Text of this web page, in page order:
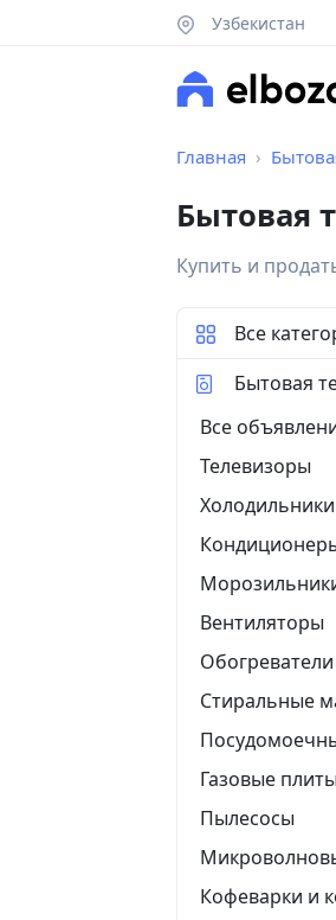
Узбекистан
Главная
Бытовая
Купить и
Все
Бытовая
Все
Телевизоры
Холодильники
Вентиляторы
Обогреватели
Стиральные
Газовые плиты
Пылесосы
Кофеварки и